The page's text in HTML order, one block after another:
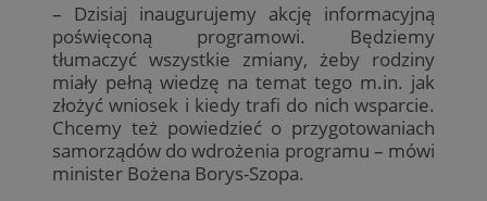
– Dzisiaj inaugurujemy akcję informacyjną
poświęconą programowi. Będziemy
tłumaczyć wszystkie zmiany, żeby rodziny
miały pełną wiedzę na temat tego m.in. jak
złożyć wniosek i kiedy trafi do nich wsparcie.
Chcemy też powiedzieć o przygotowaniach
samorządów do wdrożenia programu – mówi
minister Bożena Borys-Szopa.